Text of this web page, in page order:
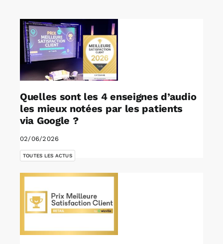
Rechercher:
Annonces emploi
Quelles sont les 4 enseignes d’audio
les mieux notées par les patients
via Google ?
02/06/2026
TOUTES LES ACTUS